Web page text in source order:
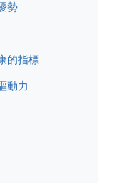
勢
的指標
動力